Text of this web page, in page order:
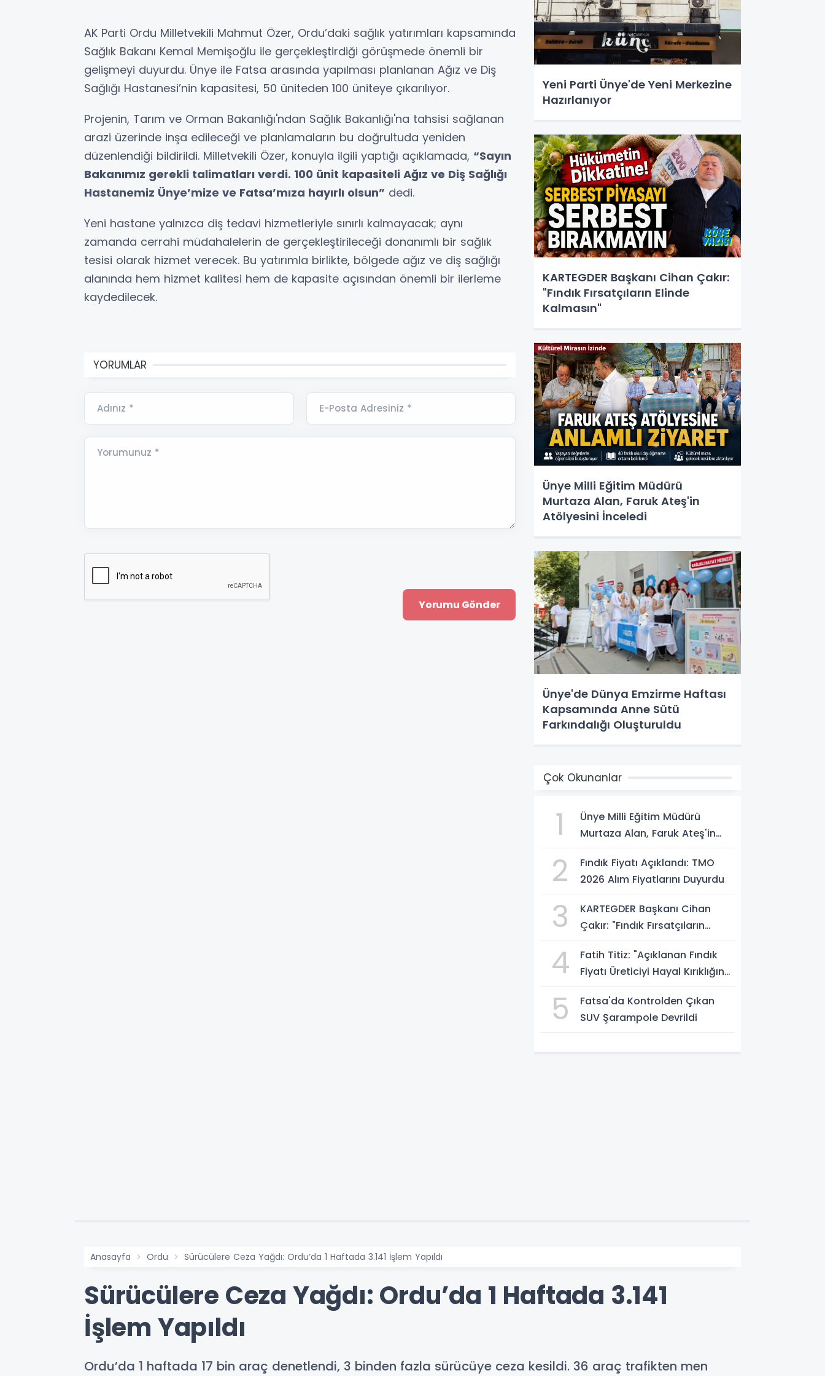
AK Parti Ordu Milletvekili Mahmut Özer, Ordu’daki sağlık yatırımları kapsamında
Sağlık Bakanı Kemal Memişoğlu ile gerçekleştirdiği görüşmede önemli bir
gelişmeyi duyurdu. Ünye ile Fatsa arasında yapılması planlanan Ağız ve Diş
Sağlığı Hastanesi’nin kapasitesi, 50 üniteden 100 üniteye çıkarılıyor.
Projenin, Tarım ve Orman Bakanlığı'ndan Sağlık Bakanlığı'na tahsisi sağlanan
arazi üzerinde inşa edileceği ve planlamaların bu doğrultuda yeniden
düzenlendiği bildirildi. Milletvekili Özer, konuyla ilgili yaptığı açıklamada, “Sayın
Bakanımız gerekli talimatları verdi. 100 ünit kapasiteli Ağız ve Diş Sağlığı
Hastanemiz Ünye’mize ve Fatsa’mıza hayırlı olsun” dedi.
Yeni hastane yalnızca diş tedavi hizmetleriyle sınırlı kalmayacak; aynı
zamanda cerrahi müdahalelerin de gerçekleştirileceği donanımlı bir sağlık
tesisi olarak hizmet verecek. Bu yatırımla birlikte, bölgede ağız ve diş sağlığı
alanında hem hizmet kalitesi hem de kapasite açısından önemli bir ilerleme
kaydedilecek.
YORUMLAR
Adınız * E-Posta Adresiniz *
Yorumunuz *
Yeni Parti Ünye'de Yeni Merkezine
Hazırlanıyor
KARTEGDER Başkanı Cihan Çakır:
"Fındık Fırsatçıların Elinde
Kalmasın"
Ünye Milli Eğitim Müdürü
Murtaza Alan, Faruk Ateş'in
Atölyesini İnceledi
Ünye'de Dünya Emzirme Haftası
Kapsamında Anne Sütü
Farkındalığı Oluşturuldu
Çok Okunanlar
1
Ünye Milli Eğitim Müdürü
Murtaza Alan, Faruk Ateş'in
2
Fındık Fiyatı Açıklandı: TMO
2026 Alım Fiyatlarını Duyurdu
3
KARTEGDER Başkanı Cihan
Çakır: "Fındık Fırsatçıların
4
Fatih Titiz: "Açıklanan Fındık
Fiyatı Üreticiyi Hayal Kırıklığına
5
Fatsa'da Kontrolden Çıkan
SUV Şarampole Devrildi
Anasayfa Ordu Sürücülere Ceza Yağdı: Ordu’da 1 Haftada 3.141 İşlem Yapıldı
Sürücülere Ceza Yağdı: Ordu’da 1 Haftada 3.141
İşlem Yapıldı
Ordu’da 1 haftada 17 bin araç denetlendi, 3 binden fazla sürücüye ceza kesildi. 36 araç trafikten men